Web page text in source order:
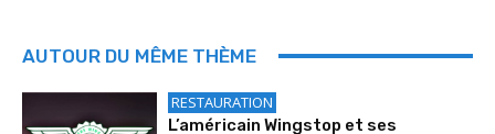
AUTOUR DU MÊME THÈME
RESTAURATION
L’américain Wingstop et ses